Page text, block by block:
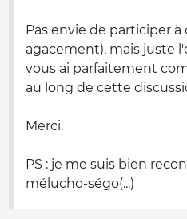
Pas envie de participer
agacement), mais juste
vous ai parfaitement
au long de cette
Merci.
PS : je me suis bien
mélucho-ségo(...)